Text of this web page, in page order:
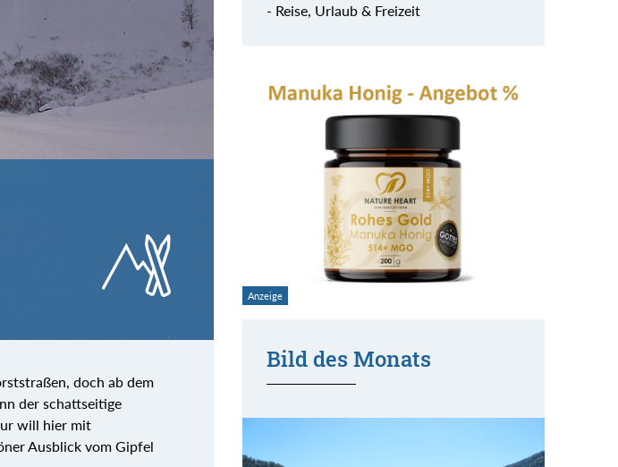
doch ab dem
der schattseitige
will hier mit
Ausblick vom Gipfel
- Reise, Urlaub & Freizeit
Bild des Monats